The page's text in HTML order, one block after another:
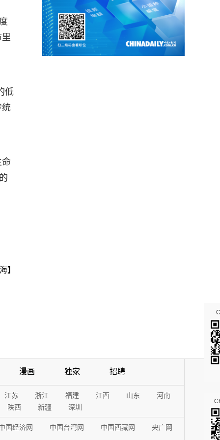
低
统
命
】
漫画 独家 招聘
江苏 浙江 福建 江西 山东
河南
陕西
新疆 深圳
国经济网 中国台湾网 中国西藏网 央广网